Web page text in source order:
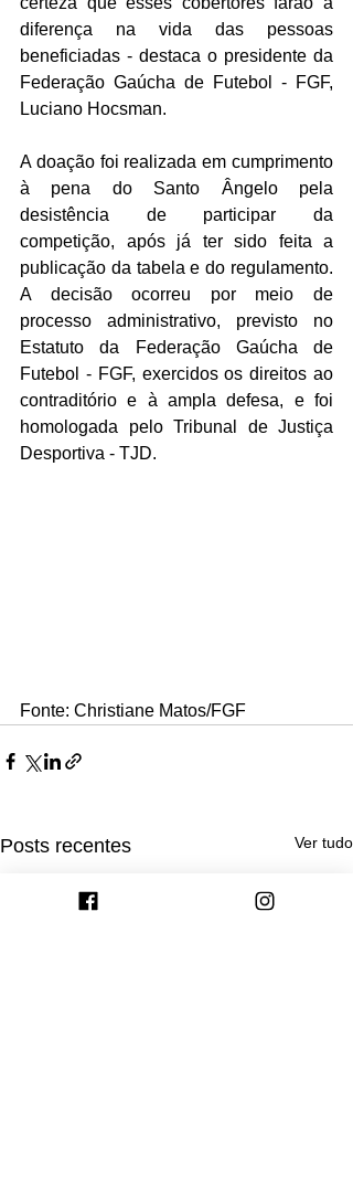
diferença na vida das pessoas
beneficiadas - destaca o presidente da
Federação Gaúcha de Futebol - FGF,
Luciano Hocsman.
A doação foi realizada em cumprimento
à pena do Santo Ângelo pela
desistência de participar da
competição, após já ter sido feita a
publicação da tabela e do regulamento.
A decisão ocorreu por meio de
processo administrativo, previsto no
Estatuto da Federação Gaúcha de
Futebol - FGF, exercidos os direitos ao
contraditório e à ampla defesa, e foi
homologada pelo Tribunal de Justiça
Desportiva - TJD.
Fonte: Christiane Matos/FGF
Posts recentes Ver tudo